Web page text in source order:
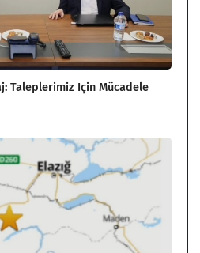
Taleplerimiz Için Mücadele